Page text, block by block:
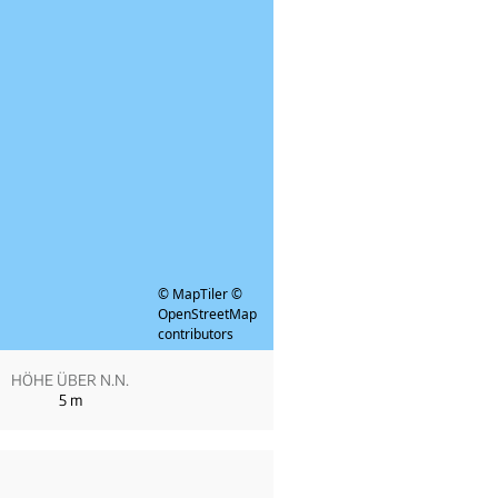
© MapTiler ©
OpenStreetMap
contributors
HÖHE ÜBER N.N.
5m